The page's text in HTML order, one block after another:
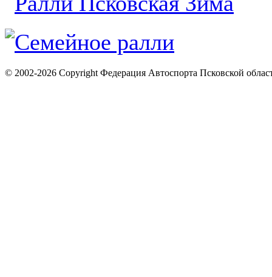
© 2002-2026 Copyright Федерация Автоспорта Псковской